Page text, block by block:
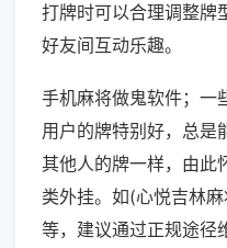
打牌时可以合理调整牌
好友间互动乐趣。
手机麻将做鬼软件；一
用户的牌特别好，总是
其他人的牌一样，由此
类外挂。如(心悦吉林
等，建议通过正规途径